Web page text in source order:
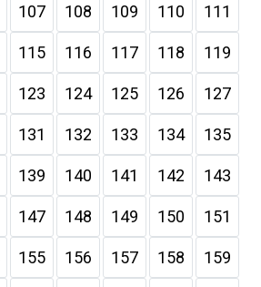
107 108 109 110 111
115 116 117 118 119
123 124 125 126 127
131 132 133 134 135
139 140 141 142 143
147 148 149 150 151
155 156 157 158 159